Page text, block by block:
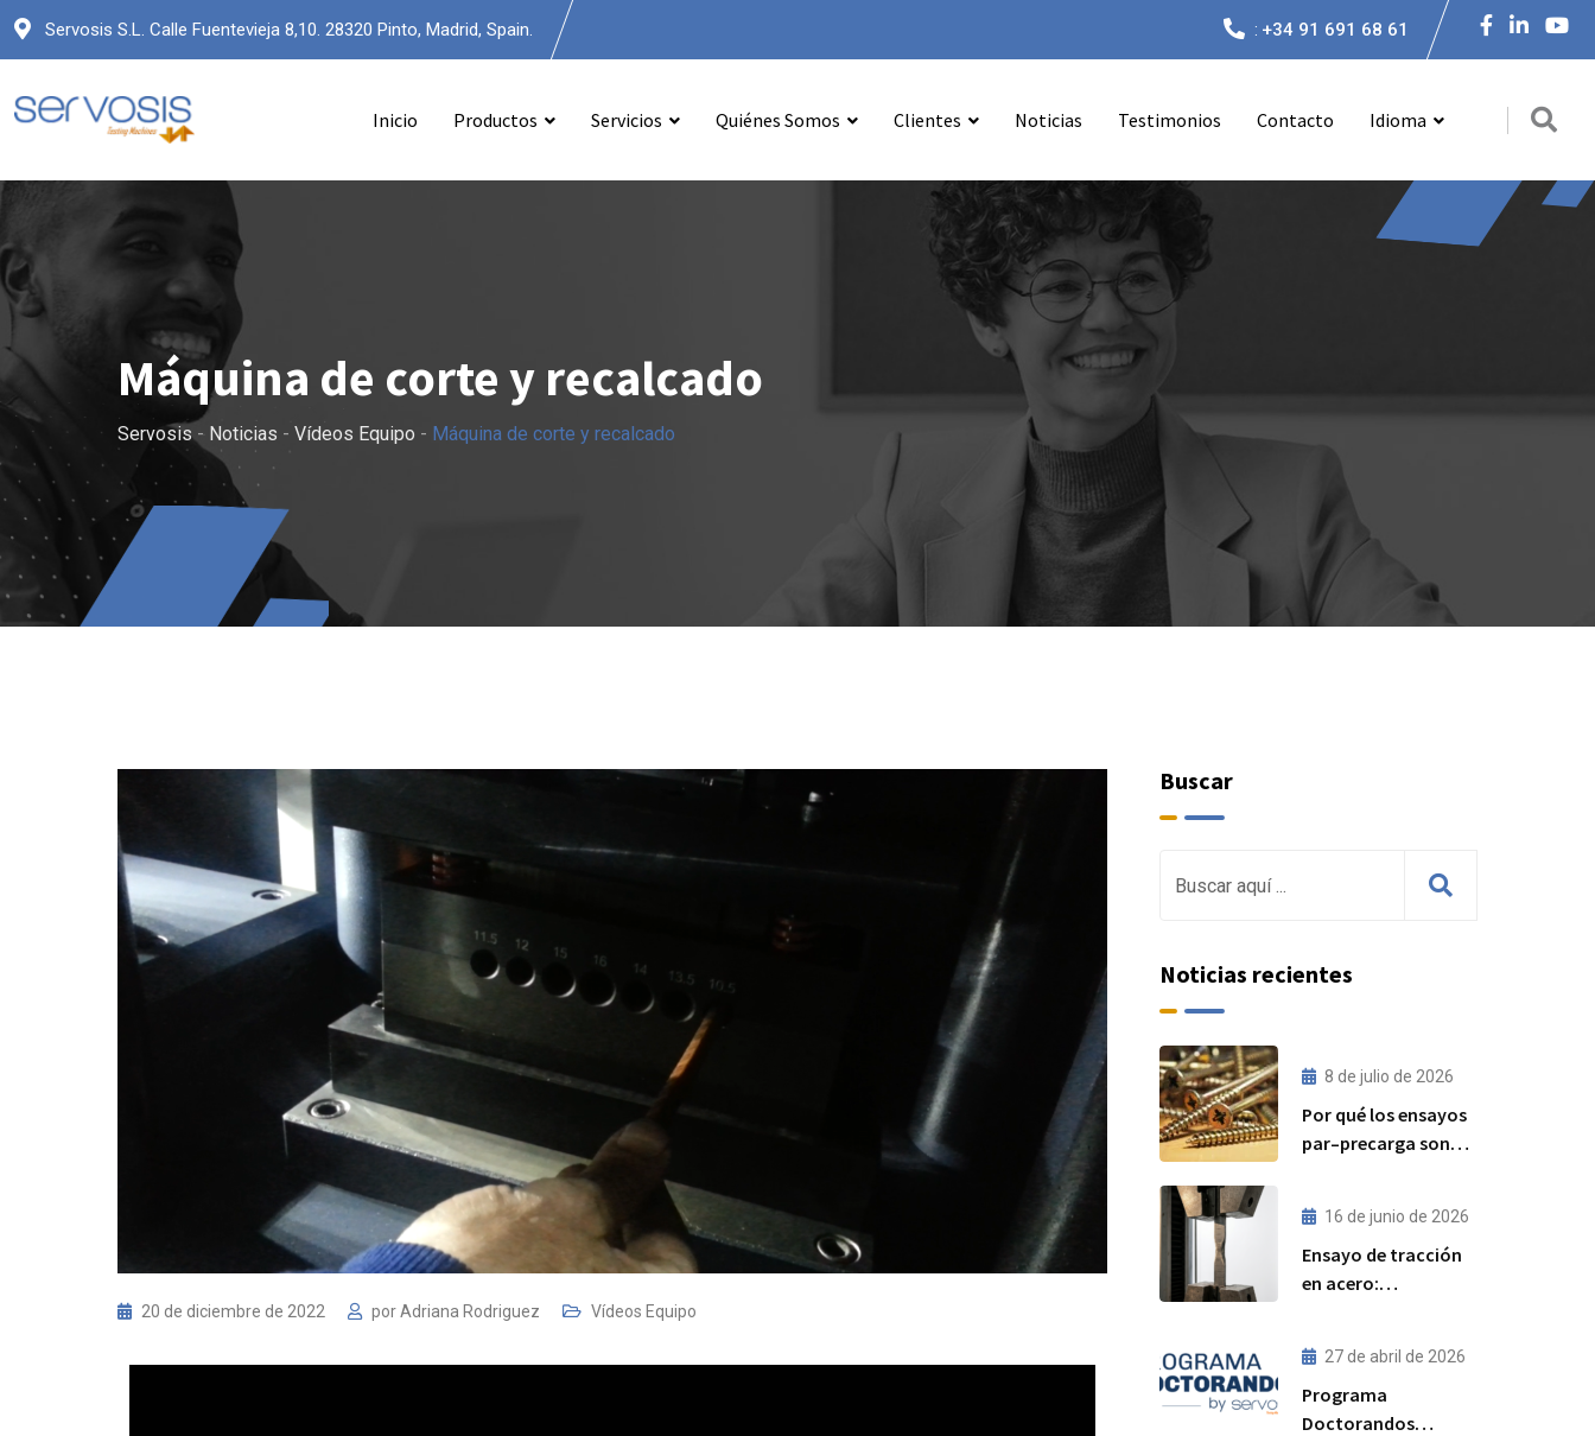
Servosis S.L. Calle Fuentevieja 8,10. 28320 Pinto, Madrid, Spain. : +34 91 691 68 61
Inicio Productos Servicios Quiénes Somos Clientes Noticias Testimonios Contacto Idioma
Máquina de corte y recalcado
Servosis- Noticias - Vídeos Equipo - Máquina de corte y recalcado
20 de diciembre de 2022 porAdriana Rodriguez Vídeos Equipo
Buscar
Noticias recientes
8 de julio de 2026
Por qué los ensayos
par–precarga son
rendimiento de las
uniones atornilladas
estructurales
16 de junio de 2026
Ensayo de tracción
en acero:
resultados
esperados
27 de abril de 2026
Programa
Doctorandos